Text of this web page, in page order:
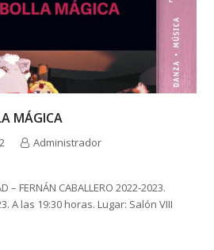
MÁGICA
Administrador
– FERNÁN CABALLERO 2022-2023.
A las 19:30 horas. Lugar: Salón VIII